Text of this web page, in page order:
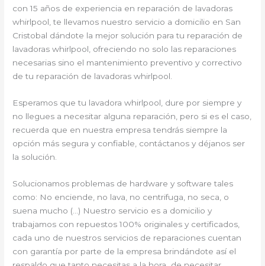
con 15 años de experiencia en reparación de lavadoras
whirlpool, te llevamos nuestro servicio a domicilio en San
Cristobal dándote la mejor solución para tu reparación de
lavadoras whirlpool, ofreciendo no solo las reparaciones
necesarias sino el mantenimiento preventivo y correctivo
de tu reparación de lavadoras whirlpool.
Esperamos que tu lavadora whirlpool, dure por siempre y
no llegues a necesitar alguna reparación, pero si es el caso,
recuerda que en nuestra empresa tendrás siempre la
opción más segura y confiable, contáctanos y déjanos ser
la solución.
Solucionamos problemas de hardware y software tales
como: No enciende, no lava, no centrifuga, no seca, o
suena mucho (…) Nuestro servicio es a domicilio y
trabajamos con repuestos 100% originales y certificados,
cada uno de nuestros servicios de reparaciones cuentan
con garantía por parte de la empresa brindándote así el